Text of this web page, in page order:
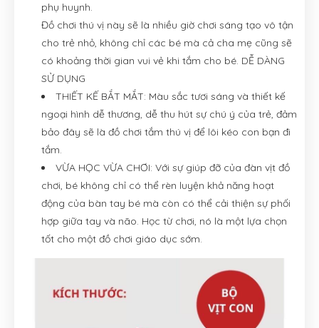
phụ huynh.
Đồ chơi thú vị này sẽ là nhiều giờ chơi sáng tạo vô tận
cho trẻ nhỏ, không chỉ các bé mà cả cha mẹ cũng sẽ
có khoảng thời gian vui vẻ khi tắm cho bé. DỄ DÀNG
SỬ DỤNG
THIẾT KẾ BẮT MẮT: Màu sắc tươi sáng và thiết kế
ngoại hình dễ thương, dễ thu hút sự chú ý của trẻ, đảm
bảo đây sẽ là đồ chơi tắm thú vị để lôi kéo con bạn đi
tắm.
VỪA HỌC VỪA CHƠI: Với sự giúp đỡ của đàn vịt đồ
chơi, bé không chỉ có thể rèn luyện khả năng hoạt
động của bàn tay bé mà còn có thể cải thiện sự phối
hợp giữa tay và não. Học từ chơi, nó là một lựa chọn
tốt cho một đồ chơi giáo dục sớm.